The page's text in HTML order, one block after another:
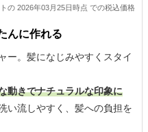
の 2026年03月25日時点 での税込価格
んに作れる
ー。髪になじみやすくスタイ
動きでナチュラルな印象に
い流しやすく、髪への負担を